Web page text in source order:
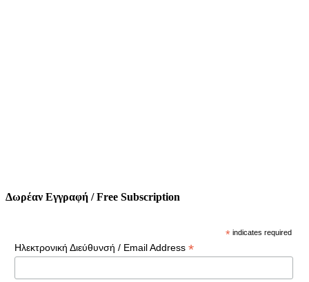
Δωρέαν Εγγραφή / Free Subscription
* indicates required
Ηλεκτρονική Διεύθυνσή / Email Address *